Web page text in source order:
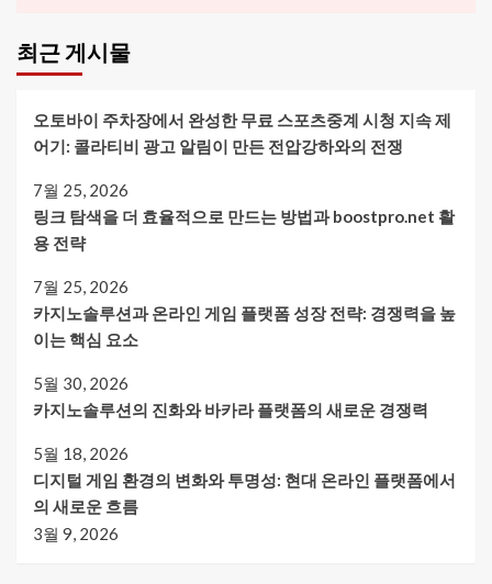
최근 게시물
오토바이 주차장에서 완성한 무료 스포츠중계 시청 지속 제
어기: 콜라티비 광고 알림이 만든 전압강하와의 전쟁
7월 25, 2026
링크 탐색을 더 효율적으로 만드는 방법과 boostpro.net 활
용 전략
7월 25, 2026
카지노솔루션과 온라인 게임 플랫폼 성장 전략: 경쟁력을 높
이는 핵심 요소
5월 30, 2026
카지노솔루션의 진화와 바카라 플랫폼의 새로운 경쟁력
5월 18, 2026
디지털 게임 환경의 변화와 투명성: 현대 온라인 플랫폼에서
의 새로운 흐름
3월 9, 2026